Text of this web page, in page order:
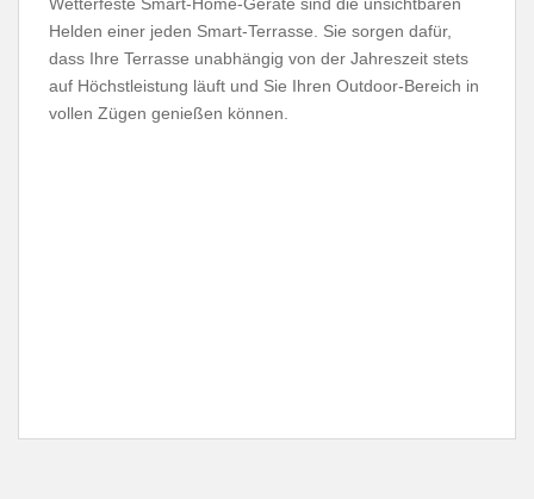
Helden einer jeden Smart-Terrasse. Sie sorgen dafür,
dass Ihre Terrasse unabhängig von der Jahreszeit stets
auf Höchstleistung läuft und Sie Ihren Outdoor-Bereich in
vollen Zügen genießen können.